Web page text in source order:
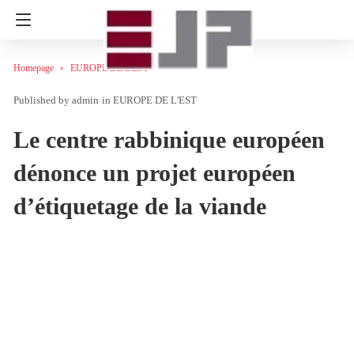
Homepage EUROPE DE L'EST
admin in EUROPE DE L'EST
Le centre rabbinique européen
dénonce un projet européen
d’étiquetage de la viande